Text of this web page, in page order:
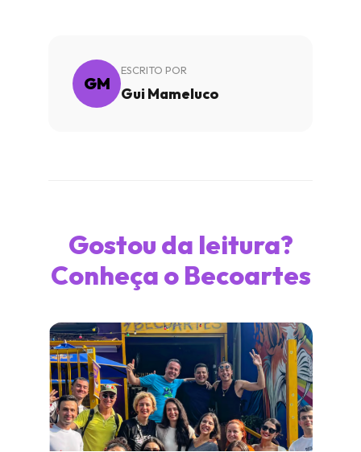
GM
ESCRITO POR
Gui Mameluco
Gostou da leitura?
Conheça o Becoartes